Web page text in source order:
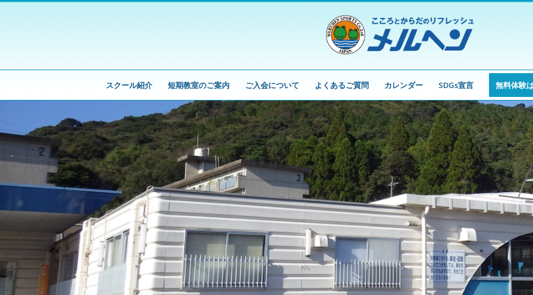
スクール紹介 短期教室のご案内 ご入会について よくあるご質問 カレンダー SDGs宣言 無料体験